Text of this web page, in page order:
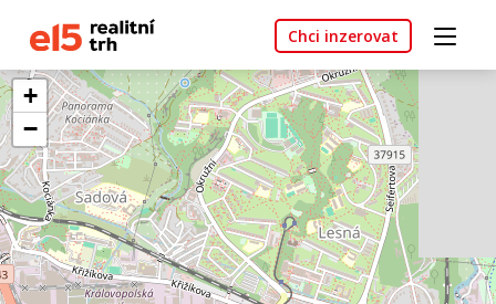
Chci inzerovat
+
−